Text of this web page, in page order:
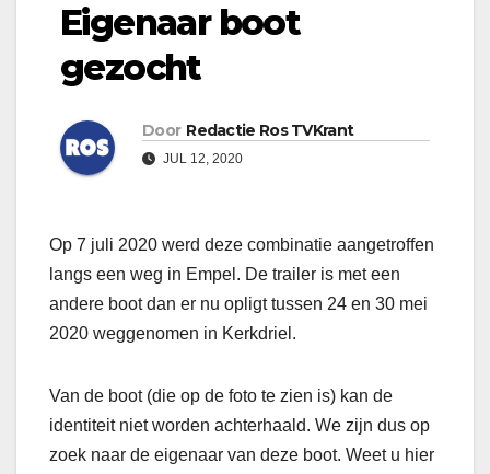
Eigenaar boot
gezocht
Door Redactie Ros TVKrant
JUL 12, 2020
Op 7 juli 2020 werd deze combinatie aangetroffen
langs een weg in Empel. De trailer is met een
andere boot dan er nu opligt tussen 24 en 30 mei
2020 weggenomen in Kerkdriel.
Van de boot (die op de foto te zien is) kan de
identiteit niet worden achterhaald. We zijn dus op
zoek naar de eigenaar van deze boot. Weet u hier